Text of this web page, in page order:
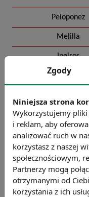
Peloponez
Melilla
Ipeiros
Kentriki
Opracowanie Sedlak
Zgody
Niniejsza strona
Wykorzystujemy
i reklam, aby
analizować ruch w
korzystasz z naszej
społecznościowym,
Partnerzy mogą
otrzymanymi od
korzystania z ich